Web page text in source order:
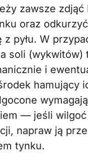
zawsze zdjąć
oraz odkurzyć
pyłu. W
soli (wykwitów)
i
hamujący
— jeśli
napraw ją
tynku.